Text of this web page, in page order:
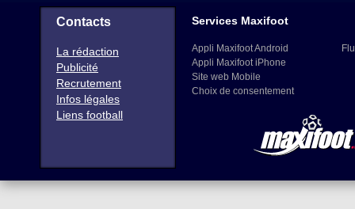
Contacts
La rédaction
Publicité
Recrutement
Infos légales
Liens football
Services Maxifoot
Appli Maxifoot Android
Appli Maxifoot iPhone
Site web Mobile
Choix de consentement